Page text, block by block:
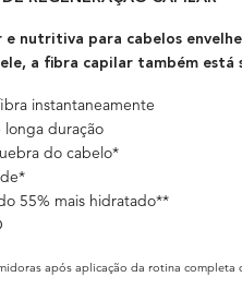
e nutritiva para cabelos
a fibra capilar também
instantaneamente
duração
do cabelo*
55% mais hidratado**
após aplicação da rotina